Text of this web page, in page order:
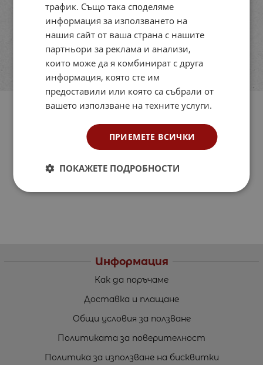
Информация
Как да поръчаме
Доставка и плащане
Общи условия за ползване
Политиката за поверителност
Политика за използване на бисквитки
трафик. Също така споделяме
информация за използването на
нашия сайт от ваша страна с нашите
партньори за реклама и анализи,
които може да я комбинират с друга
информация, която сте им
предоставили или която са събрали от
вашето използване на техните услуги.
ПРИЕМЕТЕ ВСИЧКИ
ПОКАЖЕТЕ ПОДРОБНОСТИ